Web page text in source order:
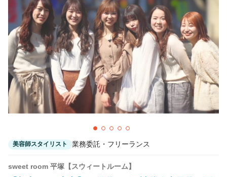
詳細条件
詳細条件を変更
この条件の求人数 25
検索する
美容師スタイリスト 業務委託・フリーランス
sweet room 平塚【スウィートルーム】